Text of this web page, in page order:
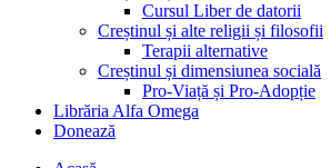
Cursul Liber de datorii
Creștinul și alte religii și filosofii
Terapii alternative
Creștinul și dimensiunea socială
Pro-Viață și Pro-Adopție
Librăria Alfa Omega
Donează